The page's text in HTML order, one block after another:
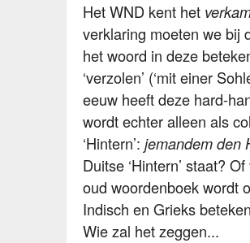
Het WND kent het
verklaring moeten we bij
het woord in deze
‘verzolen’ (‘mit einer
eeuw heeft deze hard-
wordt echter alleen als
‘Hintern’: jemandem den
Duitse ‘Hintern’ staat?
oud woordenboek wordt
Indisch en Grieks
Wie zal het zeggen...